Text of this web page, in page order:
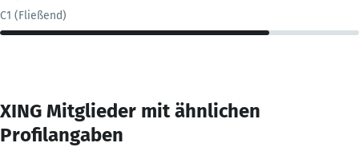
C1 (Fließend)
XING Mitglieder mit ähnlichen
Profilangaben